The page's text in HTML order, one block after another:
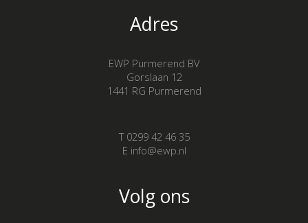
Adres
EWP Purmerend BV
Gorslaan 12
1441 RG Purmerend
T 0299 42 46 35
E info@ewp.nl
Volg ons